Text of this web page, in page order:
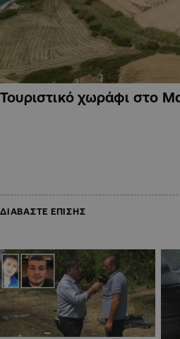
Τουριστικό χωράφι στο
ΔΙΑΒΑΣΤΕ ΕΠΙΣΗΣ